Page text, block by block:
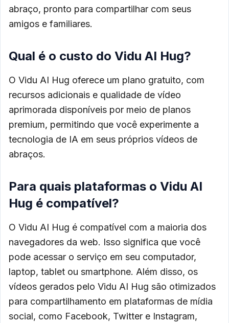
abraço, pronto para compartilhar com seus
amigos e familiares.
Qual é o custo do Vidu AI Hug?
O Vidu AI Hug oferece um plano gratuito, com
recursos adicionais e qualidade de vídeo
aprimorada disponíveis por meio de planos
premium, permitindo que você experimente a
tecnologia de IA em seus próprios vídeos de
abraços.
Para quais plataformas o Vidu AI
Hug é compatível?
O Vidu AI Hug é compatível com a maioria dos
navegadores da web. Isso significa que você
pode acessar o serviço em seu computador,
laptop, tablet ou smartphone. Além disso, os
vídeos gerados pelo Vidu AI Hug são otimizados
para compartilhamento em plataformas de mídia
social, como Facebook, Twitter e Instagram,